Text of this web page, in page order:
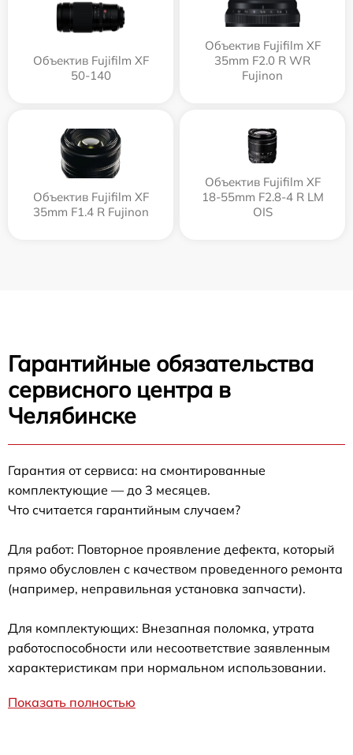
Объектив Fujifilm XF
50-140
Объектив Fujifilm XF
35mm F2.0 R WR
Fujinon
Объектив Fujifilm XF
35mm F1.4 R Fujinon
Объектив Fujifilm XF
18-55mm F2.8-4 R LM
OIS
Гарантийные обязательства
сервисного центра в
Челябинске
Гарантия от сервиса: на смонтированные
комплектующие — до 3 месяцев.
Что считается гарантийным случаем?
Для работ: Повторное проявление дефекта, который
прямо обусловлен с качеством проведенного ремонта
(например, неправильная установка запчасти).
Для комплектующих: Внезапная поломка, утрата
работоспособности или несоответствие заявленным
характеристикам при нормальном использовании.
Показать полностью